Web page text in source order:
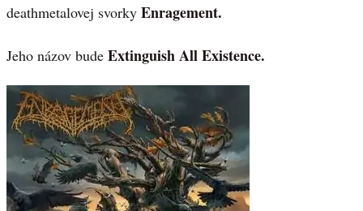
deathmetalovej svorky Enragement.
Jeho názov bude Extinguish All Existence.